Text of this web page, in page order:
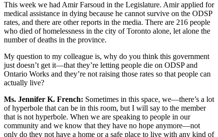
This week we had Amir Farsoud in the Legislature. Amir applied for
medical assistance in dying because he cannot survive on the ODSP
rates, and there are other reports in the media. There are 216 people
who died of homelessness in the city of Toronto alone, let alone the
number of deaths in the province.
My question to my colleague is, why do you think this government
just doesn’t get it—that they’re letting people die on ODSP and
Ontario Works and they’re not raising those rates so that people can
actually live?
Ms. Jennifer K. French: Sometimes in this space, we—there’s a lot
of hyperbole that can be in this room, but I will say to the member
that is not hyperbole. When we are speaking to people in our
community and we know that they have no hope anymore—not
only do they not have a home or a safe place to live with any kind of